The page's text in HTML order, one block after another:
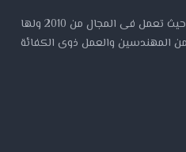
الشركة لها خبرة كبيرة فى المجال حيث تعمل فى المجال من 2010 ولها
المهندسين والعمل ذوى الكفائة